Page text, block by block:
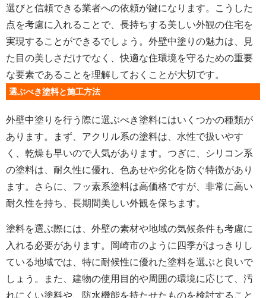
選びと信頼できる業者への依頼が鍵になります。こうした
点を考慮に入れることで、長持ちする美しい外観の住宅を
実現することができるでしょう。外壁中塗りの魅力は、見
た目の美しさだけでなく、快適な住環境を守るための重要
な要素であることを理解しておくことが大切です。
選ぶべき塗料と施工方法
外壁中塗りを行う際に選ぶべき塗料にはいくつかの種類が
あります。まず、アクリル系の塗料は、水性で扱いやす
く、乾燥も早いので人気があります。つぎに、シリコン系
の塗料は、耐久性に優れ、色あせや劣化を防ぐ特徴があり
ます。さらに、フッ素系塗料は高価格ですが、非常に高い
耐久性を持ち、長期間美しい外観を保ちます。
塗料を選ぶ際には、外壁の素材や地域の気候条件も考慮に
入れる必要があります。岡崎市のように四季がはっきりし
ている地域では、特に耐候性に優れた塗料を選ぶと良いで
しょう。また、建物の使用目的や周囲の環境に応じて、汚
れにくい塗料や、防水機能を持たせたものを検討すること